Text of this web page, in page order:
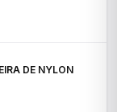
DE NYLON